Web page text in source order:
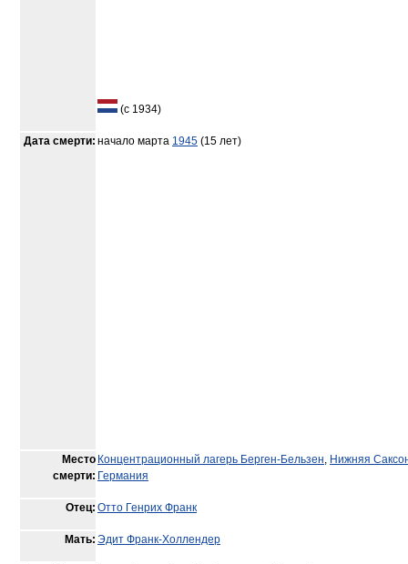
(с 1934)
Дата смерти: начало марта 1945 (15 лет)
Место
смерти:
Концентрационный лагерь Берген-Бельзен, Нижняя
Германия
Отец: Отто Генрих Франк
Мать: Эдит Франк-Холлендер